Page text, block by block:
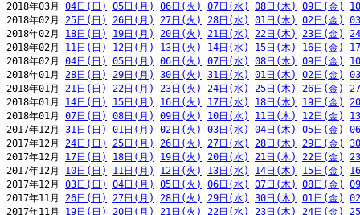
2018年03月 04日(日) 05日(月) 06日(火) 07日(水) 08日(木) 09日(金)
2018年02月 25日(日) 26日(月) 27日(火) 28日(水) 01日(木) 02日(金)
2018年02月 18日(日) 19日(月) 20日(火) 21日(水) 22日(木) 23日(金)
2018年02月 11日(日) 12日(月) 13日(火) 14日(水) 15日(木) 16日(金)
2018年02月 04日(日) 05日(月) 06日(火) 07日(水) 08日(木) 09日(金)
2018年01月 28日(日) 29日(月) 30日(火) 31日(水) 01日(木) 02日(金)
2018年01月 21日(日) 22日(月) 23日(火) 24日(水) 25日(木) 26日(金)
2018年01月 14日(日) 15日(月) 16日(火) 17日(水) 18日(木) 19日(金)
2018年01月 07日(日) 08日(月) 09日(火) 10日(水) 11日(木) 12日(金)
2017年12月 31日(日) 01日(月) 02日(火) 03日(水) 04日(木) 05日(金)
2017年12月 24日(日) 25日(月) 26日(火) 27日(水) 28日(木) 29日(金)
2017年12月 17日(日) 18日(月) 19日(火) 20日(水) 21日(木) 22日(金)
2017年12月 10日(日) 11日(月) 12日(火) 13日(水) 14日(木) 15日(金)
2017年12月 03日(日) 04日(月) 05日(火) 06日(水) 07日(木) 08日(金)
2017年11月 26日(日) 27日(月) 28日(火) 29日(水) 30日(木) 01日(金)
2017年11月 19日(日) 20日(月) 21日(火) 22日(水) 23日(木) 24日(金)